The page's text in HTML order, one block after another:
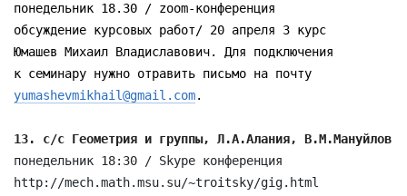
понедельник 18.30 / zoom-конференция
обсуждение курсовых работ/ 20 апреля 3 курс
Юмашев Михаил Владиславович. Для подключения
yumashevmikhail@gmail.com.
13. с/с Геометрия и группы, Л.А.Алания, В.М.Мануйлов,
понедельник 18:30 / Skype конференция
http://mech.math.msu.su/~troitsky/gig.html